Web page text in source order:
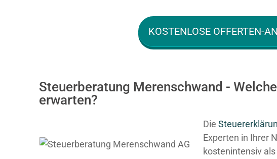
KOSTENLOSE OFFERTEN-
Steuerberatung Merenschwand -
erwarten?
Die
Experten in Ihrer
kostenintensiv